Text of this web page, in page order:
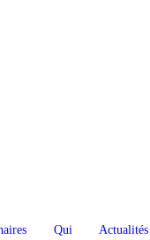
Qui
Actualités